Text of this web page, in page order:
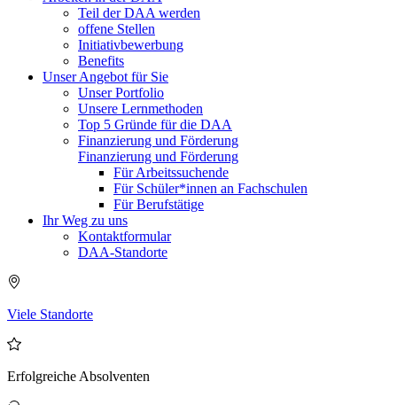
Teil der DAA werden
offene Stellen
Initiativbewerbung
Benefits
Unser Angebot für Sie
Unser Portfolio
Unsere Lernmethoden
Top 5 Gründe für die DAA
Finanzierung und Förderung
Finanzierung und Förderung
Für Arbeitssuchende
Für Schüler*innen an Fachschulen
Für Berufstätige
Ihr Weg zu uns
Kontaktformular
DAA-Standorte
Viele Standorte
Erfolgreiche Absolventen